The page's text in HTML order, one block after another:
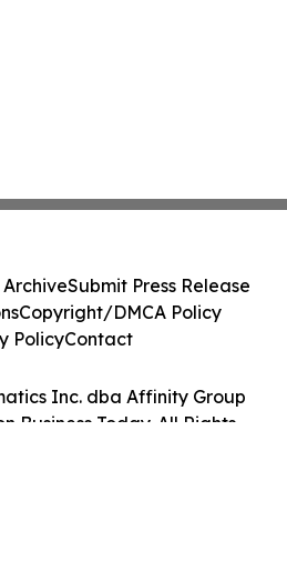
Inc. dba Affinity Group
Business Today. All Rights
ArchiveSubmit Press Release
Copyright/DMCA Policy
PolicyContact